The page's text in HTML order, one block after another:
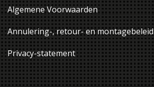
Algemene Voorwaarden
Annulering-, retour- en montagebeleid
Privacy-statement